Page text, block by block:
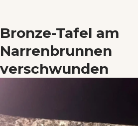
Bronze-Tafel am
Narrenbrunnen
verschwunden